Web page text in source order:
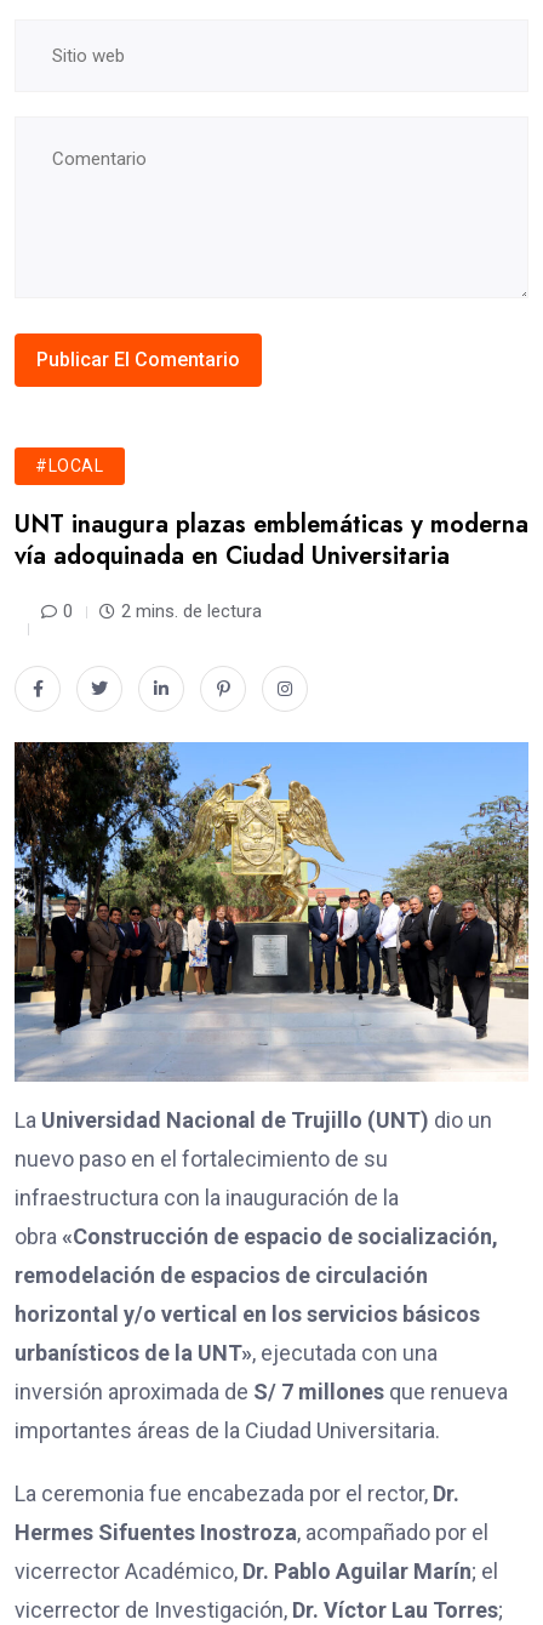
#LOCAL
UNT inaugura plazas emblemáticas y moderna
vía adoquinada en Ciudad Universitaria
0 2 mins. de lectura
La Universidad Nacional de Trujillo (UNT) dio un
nuevo paso en el fortalecimiento de su
infraestructura con la inauguración de la
obra«Construcción de espacio de socialización,
remodelación de espacios de circulación
horizontal y/o vertical en los servicios básicos
urbanísticos de la UNT», ejecutada con una
inversión aproximada de S/ 7 millones que renueva
importantes áreas de la Ciudad Universitaria.
La ceremonia fue encabezada por el rector, Dr.
Hermes Sifuentes Inostroza, acompañado por el
vicerrector Académico, Dr. Pablo Aguilar Marín; el
vicerrector de Investigación, Dr. Víctor Lau Torres;